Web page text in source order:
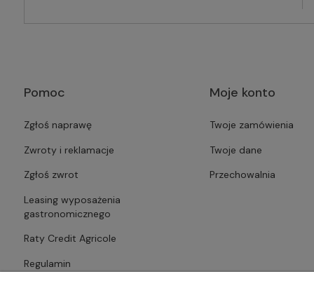
Pomoc
Zgłoś naprawę
Zwroty i reklamacje
Zgłoś zwrot
Leasing wyposażenia
gastronomicznego
Raty Credit Agricole
Regulamin
Moje konto
Twoje zamówienia
Twoje dane
Przechowalnia